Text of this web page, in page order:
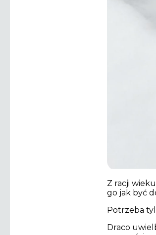
Z racji
go jak być
Potrzeba
Draco